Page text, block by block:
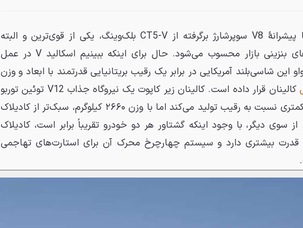
اسکالید V با پیشرانهٔ V8 سوپرشارژ برگرفته از CT5-V بلک‌وینگ، یکی از قوی‌ترین و البته
بزرگ‌ترین شاسی‌بلندهای بنزینی بازار محسوب می‌شود. حال برای اینکه ببینیم اسکالید V در عمل
این شاسی‌بلند آمریکایی در برابر یک رقیب بریتانیایی قدرتمند با ابعاد و وزن
کالینان قرار داده است. کالینان زیر کاپوت یک نیروگاه جذاب V12 توئین توربو
دارد که هرچند قدرت کمتری نسبت به رقیب تولید می‌کند اما با وزن ۲۶۶۰ کیلوگرم، سبک‌تر از کادیلاک
از سوی دیگر، با وجود اینکه گشتاور هر دو خودرو تقریباً برابر است، کادیلاک
بخار قدرت بیشتری دارد و سیستم چهارچرخ محرک آن برای استارت‌های تهاجمی